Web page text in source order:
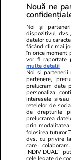
Știri România
Procurorii
cash acasă
Mecanice
Patek
Politică
SURSE
trimiterea
instituțiile
Nouă ne
Noi și
dispozitivul
datelor cu
făcând clic mai
în orice moment
vor fi raportate
multe detalii
Noi si partenerii
partenere,
prelucram date
personaliza
interesele si/
retelelor de
de drepturile
prelucrarea
prin
folosirea tuturor
dvs. cu privire
care
INDIVIDUAL”